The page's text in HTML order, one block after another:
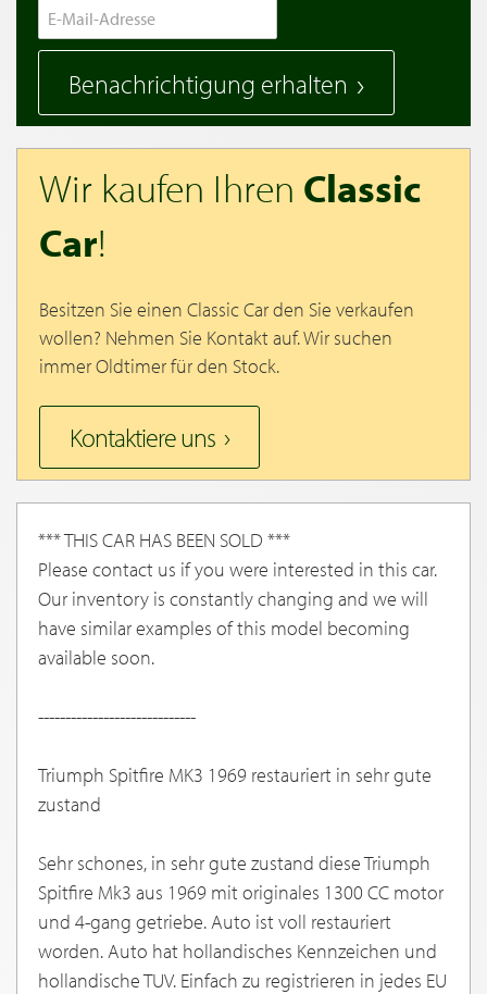
Benachrichtigung erhalten
Wir kaufen Ihren Classic
Car!
Besitzen Sie einen Classic Car den Sie verkaufen
wollen? Nehmen Sie Kontakt auf. Wir suchen
immer Oldtimer für den Stock.
Kontaktiere uns
*** THIS CAR HAS BEEN SOLD ***
Please contact us if you were interested in this car.
Our inventory is constantly changing and we will
have similar examples of this model becoming
available soon.
-----------------------------
Triumph Spitfire MK3 1969 restauriert in sehr gute
zustand
Sehr schones, in sehr gute zustand diese Triumph
Spitfire Mk3 aus 1969 mit originales 1300 CC motor
und 4-gang getriebe. Auto ist voll restauriert
worden. Auto hat hollandisches Kennzeichen und
hollandische TUV. Einfach zu registrieren in jedes EU